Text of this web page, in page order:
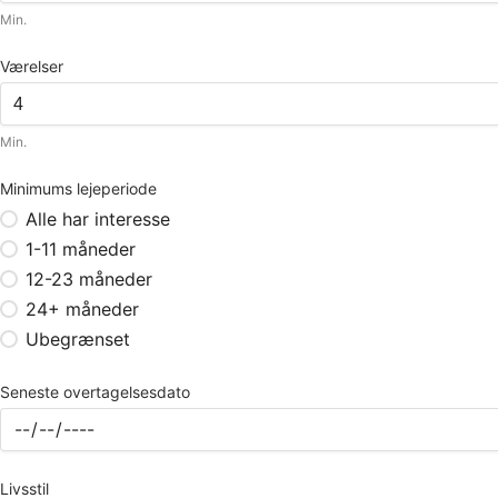
Min.
Værelser
Min.
Minimums lejeperiode
Alle har interesse
1-11 måneder
12-23 måneder
24+ måneder
Ubegrænset
Seneste overtagelsesdato
Livsstil